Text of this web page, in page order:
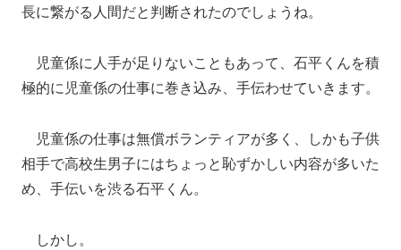
長に繋がる人間だと判断されたのでしょうね。
児童係に人手が足りないこともあって、石平くんを積
極的に児童係の仕事に巻き込み、手伝わせていきます。
児童係の仕事は無償ボランティアが多く、しかも子供
相手で高校生男子にはちょっと恥ずかしい内容が多いた
め、手伝いを渋る石平くん。
しかし。